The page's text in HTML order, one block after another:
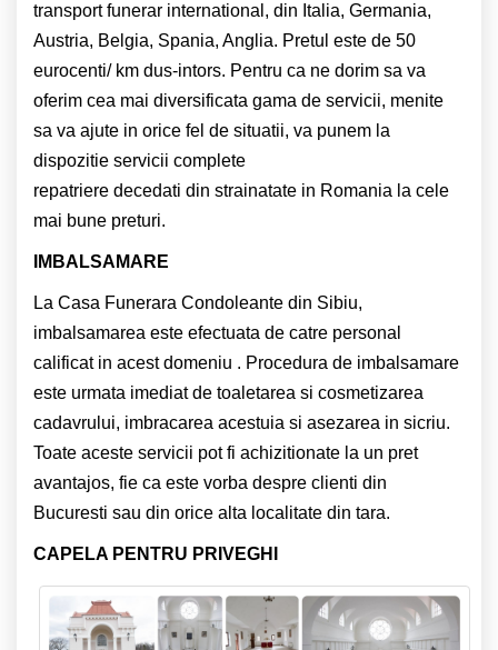
transport funerar international, din Italia, Germania,
Austria, Belgia, Spania, Anglia. Pretul este de 50
eurocenti/ km dus-intors. Pentru ca ne dorim sa va
oferim cea mai diversificata gama de servicii, menite
sa va ajute in orice fel de situatii, va punem la
dispozitie servicii complete
repatriere decedati din strainatate in Romania la cele
mai bune preturi.
IMBALSAMARE
La Casa Funerara Condoleante din Sibiu,
imbalsamarea este efectuata de catre personal
calificat in acest domeniu . Procedura de imbalsamare
este urmata imediat de toaletarea si cosmetizarea
cadavrului, imbracarea acestuia si asezarea in sicriu.
Toate aceste servicii pot fi achizitionate la un pret
avantajos, fie ca este vorba despre clienti din
Bucuresti sau din orice alta localitate din tara.
CAPELA PENTRU PRIVEGHI